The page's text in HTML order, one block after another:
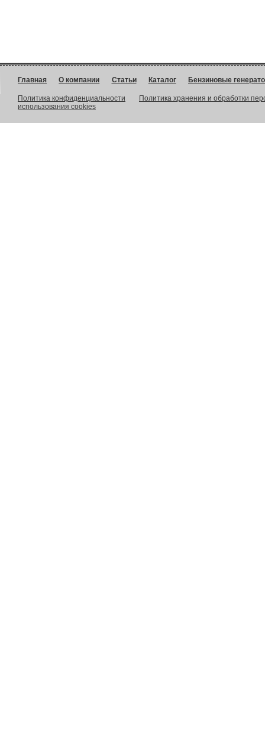
Главная О компании Статьи Каталог Бензиновые
Политика конфиденциальности
Политика хранения и обработки
использования cookies